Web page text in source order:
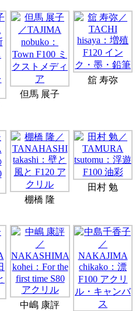
但馬 展子
舘 寿弥
棚橋 隆
田村 勉
中嶋 康評